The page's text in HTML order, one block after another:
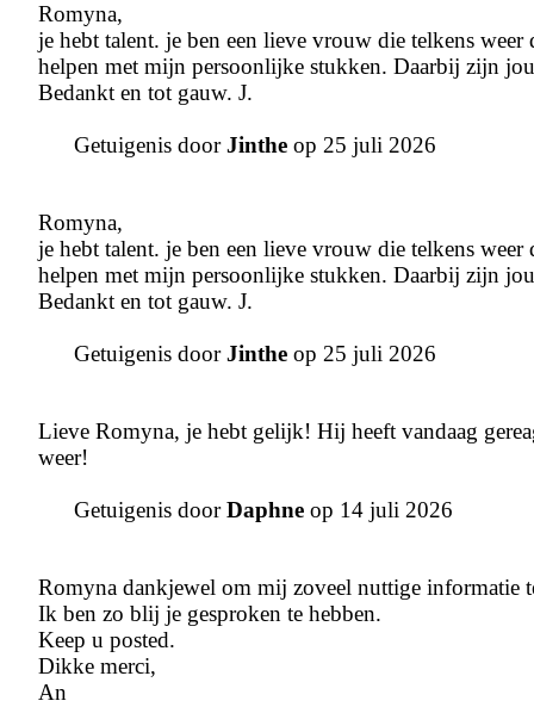
Romyna,
je hebt talent. je ben een lieve vrouw die telkens
helpen met mijn persoonlijke stukken. Daarbij zijn
Bedankt en tot gauw. J.
Getuigenis doorJinthe op 25 juli 2026
Romyna,
je hebt talent. je ben een lieve vrouw die telkens
helpen met mijn persoonlijke stukken. Daarbij zijn
Bedankt en tot gauw. J.
Getuigenis doorJinthe op 25 juli 2026
Lieve Romyna, je hebt gelijk! Hij heeft vandaag
weer!
Getuigenis doorDaphne op 14 juli 2026
Romyna dankjewel om mij zoveel nuttige informatie
Ik ben zo blij je gesproken te hebben.
Keep u posted.
Dikke merci,
An